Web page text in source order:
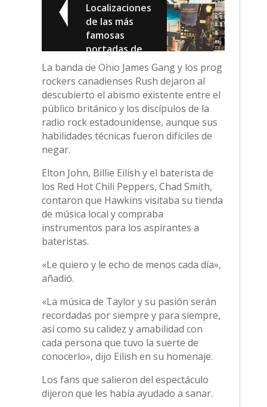
Localizaciones
de las más
famosas
portadas de
discos
La banda de Ohio James Gang y los prog
rockers canadienses Rush dejaron al
descubierto el abismo existente entre el
público británico y los discípulos de la
radio rock estadounidense, aunque sus
habilidades técnicas fueron difíciles de
negar.
Elton John, Billie Eilish y el baterista de
los Red Hot Chili Peppers, Chad Smith,
contaron que Hawkins visitaba su tienda
de música local y compraba
instrumentos para los aspirantes a
bateristas.
«Le quiero y le echo de menos cada día»,
añadió.
«La música de Taylor y su pasión serán
recordadas por siempre y para siempre,
así como su calidez y amabilidad con
cada persona que tuvo la suerte de
conocerlo», dijo Eilish en su homenaje.
Los fans que salieron del espectáculo
dijeron que les había ayudado a sanar.